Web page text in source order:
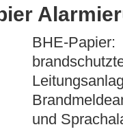
BHE-
und